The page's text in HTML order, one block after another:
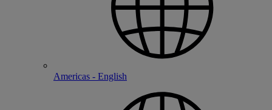
Americas - English